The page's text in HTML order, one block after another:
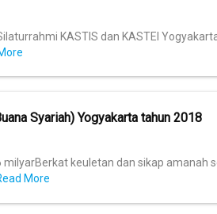
KASTIS dan KASTEI
Syariah) Yogyakarta tahun 2018
keuletan dan sikap amanah
More